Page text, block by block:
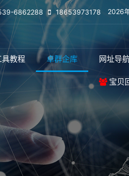
6862288 18653973178 2026
具教程 卓群企库 网址导
宝贝